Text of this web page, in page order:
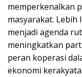
memperkenalkan
masyarakat. Lebih
menjadi agenda
meningkatkan
peran koperasi
ekonomi